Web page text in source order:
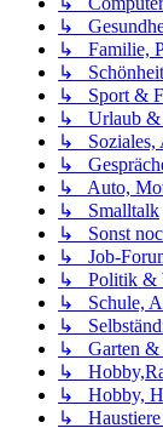
↳
↳ Familie,
↳
↳ Sport &
↳ Urlaub &
↳ Soziales,
↳
↳ Auto,
↳ Smalltalk
↳ Sonst
↳ Job-
↳ Politik &
↳ Schule,
↳
↳ Garten &
↳
↳ Hobby,
↳ Haustiere